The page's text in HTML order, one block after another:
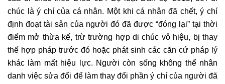
chúc là ý chí của cá nhân. Một khi cá nhân đã chết, ý chí
định đoạt tài sản của người đó đã được “đóng lại” tại thời
điểm mở thừa kế, trừ trường hợp di chúc vô hiệu, bị thay
thế hợp pháp trước đó hoặc phát sinh các căn cứ pháp lý
khác làm mất hiệu lực. Người còn sống không thể nhân
danh việc sửa đổi để làm thay đổi phần ý chí của người đã